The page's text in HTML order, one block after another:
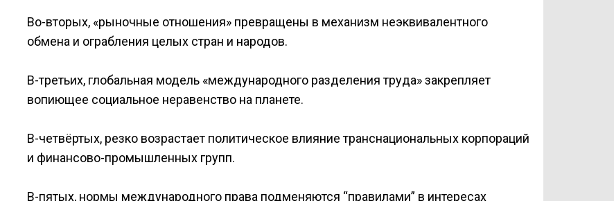
Во-вторых, «рыночные отношения» превращены в механизм неэквивалентного
обмена и ограбления целых стран и народов.
В-третьих, глобальная модель «международного разделения труда» закрепляет
вопиющее социальное неравенство на планете.
В-четвёртых, резко возрастает политическое влияние транснациональных корпораций
и финансово-промышленных групп.
В-пятых, нормы международного права подменяются “правилами” в интересах